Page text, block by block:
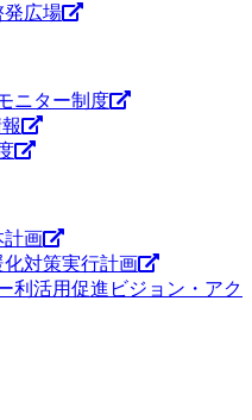
発広場
ニター制度
計画
対策実行計画
利活用促進ビジョン・アク